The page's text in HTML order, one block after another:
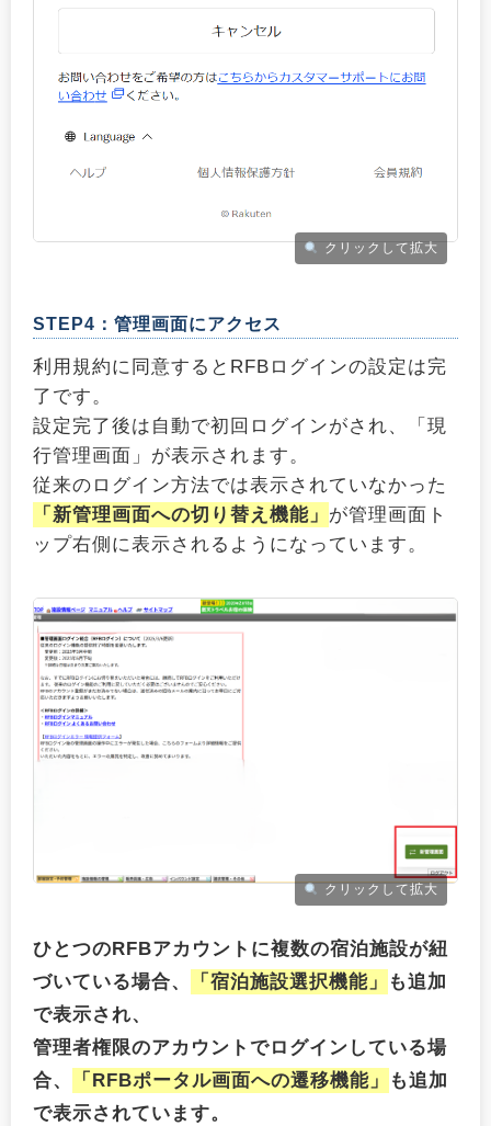
クリックして拡大
STEP4：管理画面にアクセス
利用規約に同意するとRFBログインの設定は完
了です。
設定完了後は自動で初回ログインがされ、「現
行管理画面」が表示されます。
従来のログイン方法では表示されていなかった
「新管理画面への切り替え機能」 が管理画面ト
ップ右側に表示されるようになっています。
クリックして拡大
ひとつのRFBアカウントに複数の宿泊施設が紐
づいている場合、
「宿泊施設選択機能」
も追加
で表示され、
管理者権限のアカウントでログインしている場
合、
「RFBポータル画面への遷移機能」
も追加
で表示されています。